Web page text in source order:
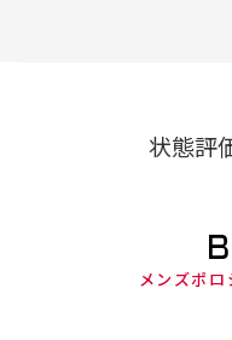
状態評
メンズポ